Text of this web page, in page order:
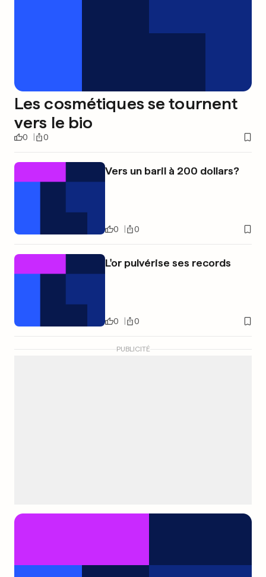
Les cosmétiques se tournent
vers le bio
0 0
Vers un baril à 200 dollars?
0 0
L'or pulvérise ses records
0 0
PUBLICITÉ